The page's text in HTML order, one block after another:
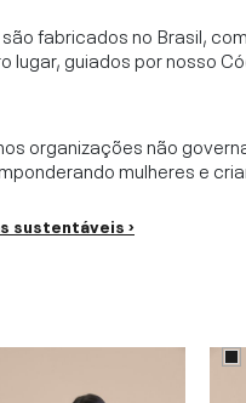
fabricados no Brasil,
lugar, guiados por nosso
organizações não
mulheres e
sustentáveis ›